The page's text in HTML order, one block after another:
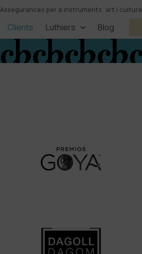
Assegurances per a instruments, art i cultura
Clients Luthiers Blog